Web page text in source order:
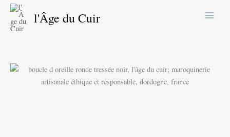
Aller
contenu
l'Âge du Cuir
quantité